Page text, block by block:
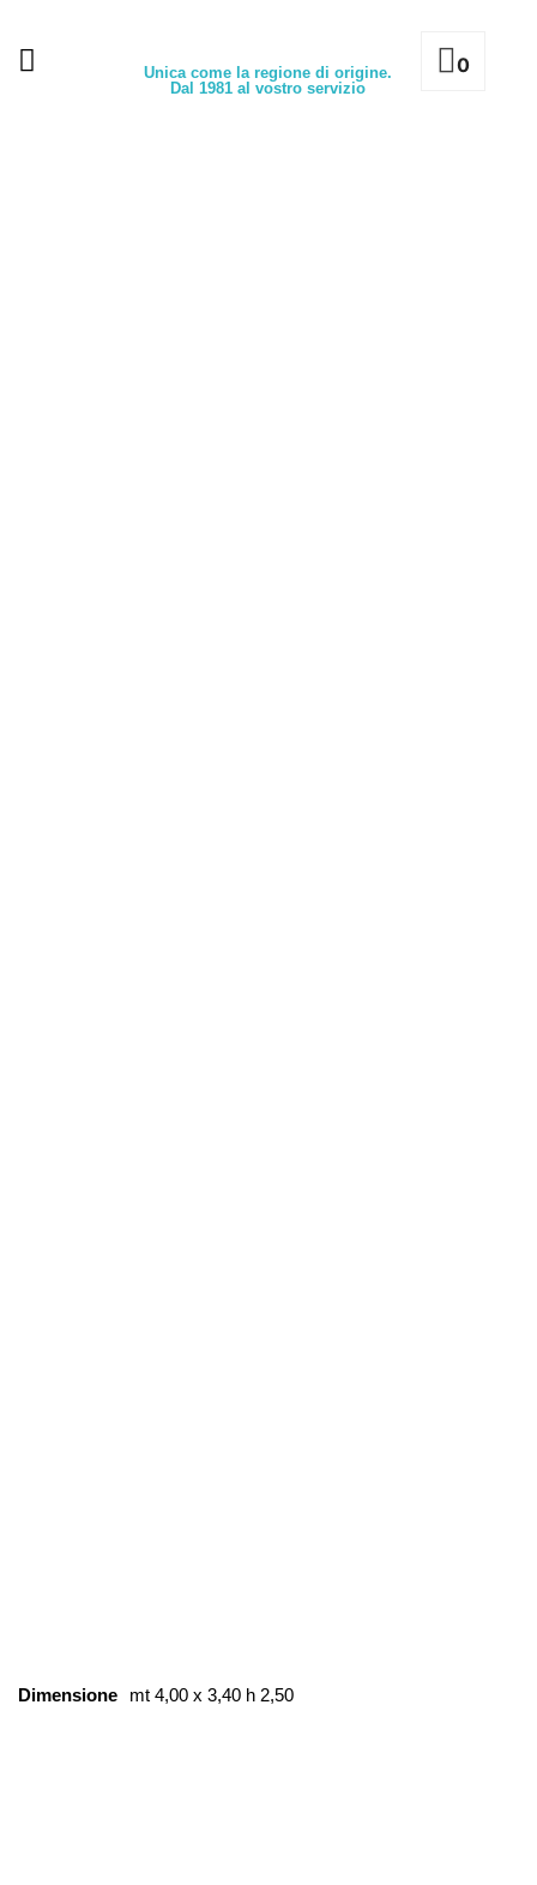
Unica come la regione di origine.
Dal 1981 al vostro servizio
0
Dimensione mt 4,00 x 3,40 h 2,50